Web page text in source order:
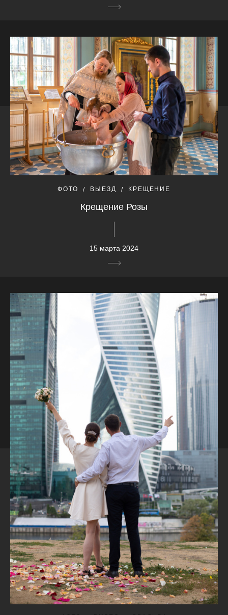
ФОТО ВЫЕЗД КРЕЩЕНИЕ
Крещение Розы
15 марта 2024